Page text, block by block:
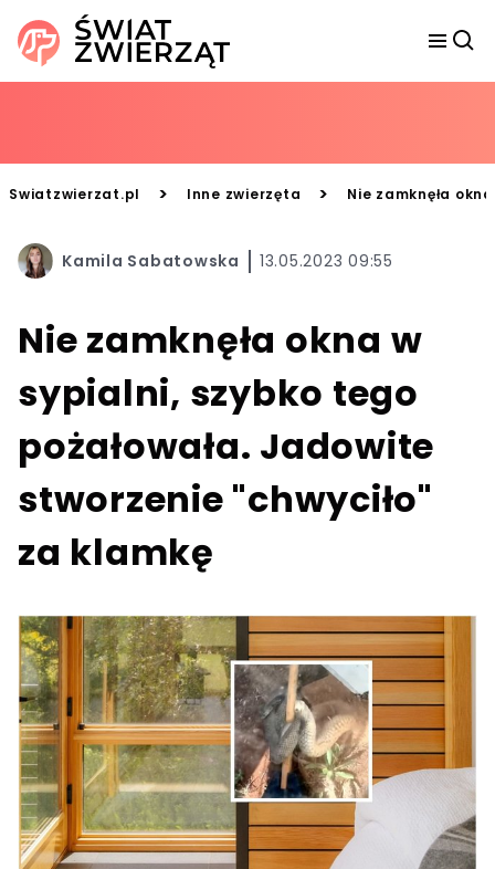
Swiatzwierzat.pl > Inne zwierzęta > Nie zamknęła
Kamila Sabatowska 13.05.2023 09:55
Nie zamknęła okna w
sypialni, szybko tego
pożałowała. Jadowite
stworzenie "chwyciło"
za klamkę